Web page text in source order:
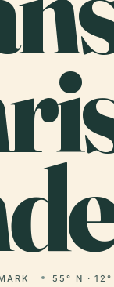
55° N · 12°